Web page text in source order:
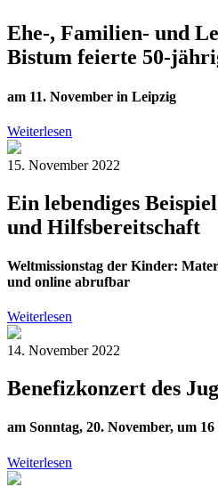
Ehe-, Familien- und
Bistum feierte 50-
am 11. November in Leipzig
Weiterlesen
15. November 2022
Ein lebendiges
und Hilfsbereitschaft
Weltmissionstag der Kinder:
und online abrufbar
Weiterlesen
14. November 2022
Benefizkonzert des
am Sonntag, 20. November, um
Weiterlesen